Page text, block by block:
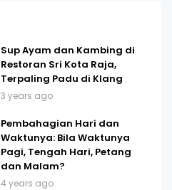
Sup Ayam dan Kambing di
Restoran Sri Kota Raja,
Terpaling Padu di Klang
3 years ago
Pembahagian Hari dan
Waktunya: Bila Waktunya
Pagi, Tengah Hari, Petang
dan Malam?
4 years ago